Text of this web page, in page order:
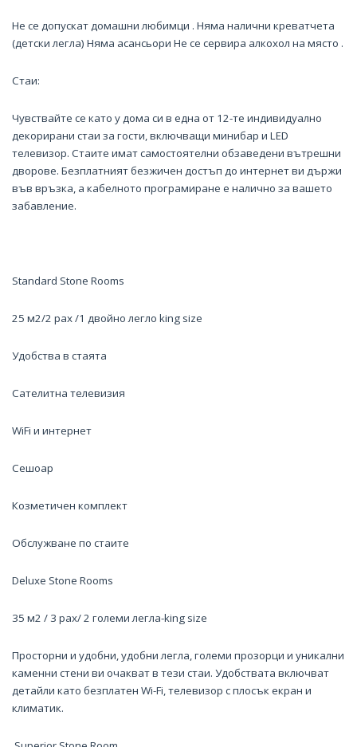
Не се допускат домашни любимци . Няма налични креватчета
(детски легла) Няма асансьори Не се сервира алкохол на място .
Стаи:
Чувствайте се като у дома си в една от 12-те индивидуално
декорирани стаи за гости, включващи минибар и LED
телевизор. Стаите имат самостоятелни обзаведени вътрешни
дворове. Безплатният безжичен достъп до интернет ви държи
във връзка, а кабелното програмиране е налично за вашето
забавление.
Standard Stone Rooms
25 м2/2 pax /1 двойно легло king size
Удобства в стаята
Сателитна телевизия
WiFi и интернет
Сешоар
Козметичен комплект
Обслужване по стаите
Deluxe Stone Rooms
35 м2 / 3 pax/ 2 големи легла-king size
Просторни и удобни, удобни легла, големи прозорци и уникални
каменни стени ви очакват в тези стаи. Удобствата включват
детайли като безплатен Wi-Fi, телевизор с плосък екран и
климатик.